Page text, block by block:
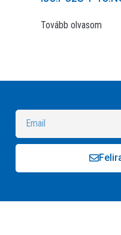
Tovább olvasom